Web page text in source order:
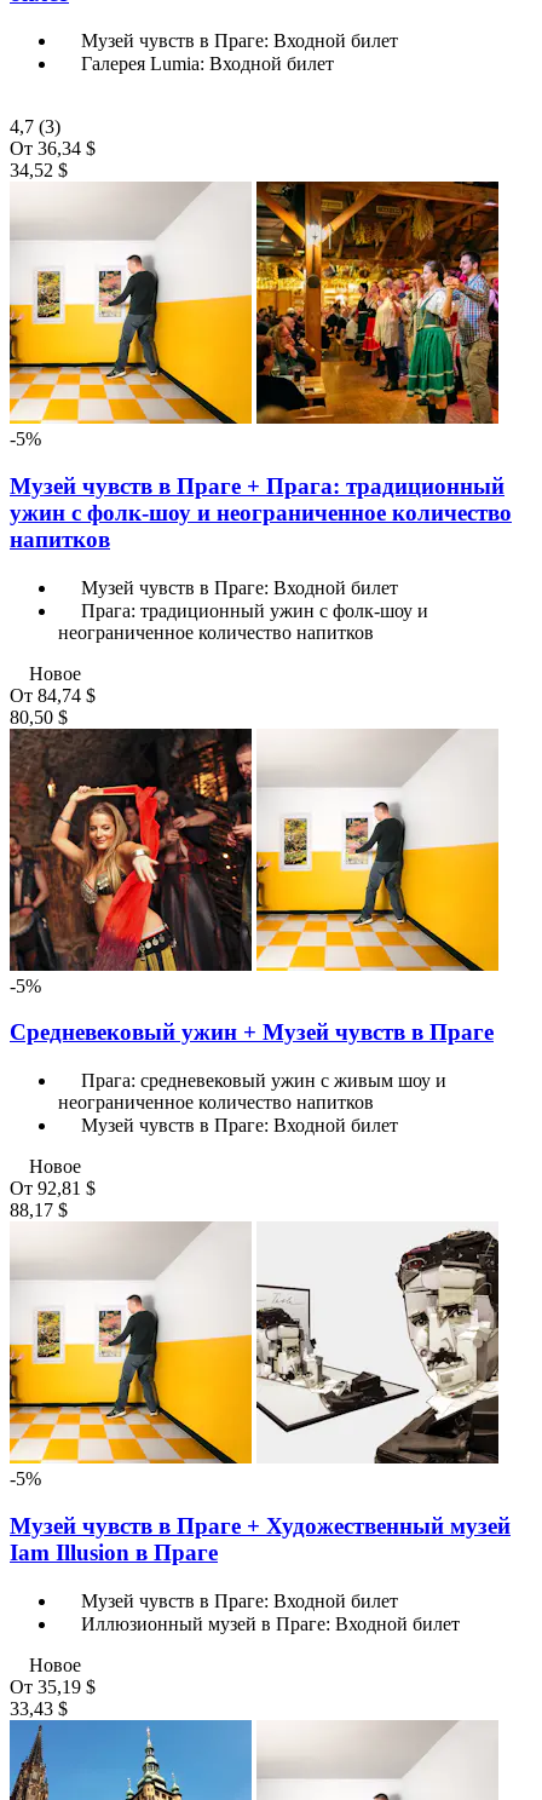
Музей чувств в Праге: Входной билет
Галерея Lumia: Входной билет
4,7 (3)
От 36,34 $
34,52 $
-5%
Музей чувств в Праге + Прага: традиционный
ужин с фолк-шоу и неограниченное количество
напитков
Музей чувств в Праге: Входной билет
Прага: традиционный ужин с фолк-шоу и
неограниченное количество напитков
Новое
От 84,74 $
80,50 $
-5%
Средневековый ужин + Музей чувств в Праге
Прага: средневековый ужин с живым шоу и
неограниченное количество напитков
Музей чувств в Праге: Входной билет
Новое
От 92,81 $
88,17 $
-5%
Музей чувств в Праге + Художественный музей
Iam Illusion в Праге
Музей чувств в Праге: Входной билет
Иллюзионный музей в Праге: Входной билет
Новое
От 35,19 $
33,43 $